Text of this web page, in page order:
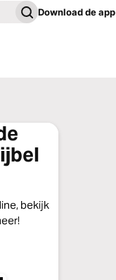
Download de app
bekijk